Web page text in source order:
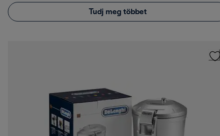
Tudj meg többet